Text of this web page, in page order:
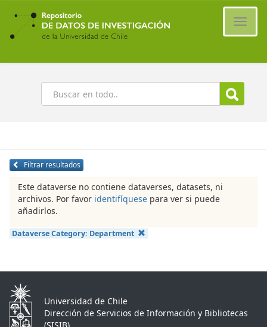
Ir
contenido
principal
Buscar
Filtrar resultados
Este dataverse no contiene dataverses, datasets, ni
archivos. Por favor identifíquese para ver si puede
añadirlos.
Dataverse Category: Department
Universidad de Chile
Dirección de Servicios de Información y Bibliotecas
(SISIB)